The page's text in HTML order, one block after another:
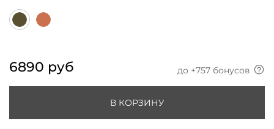
6890 руб до +757 бонусов
В КОРЗИНУ